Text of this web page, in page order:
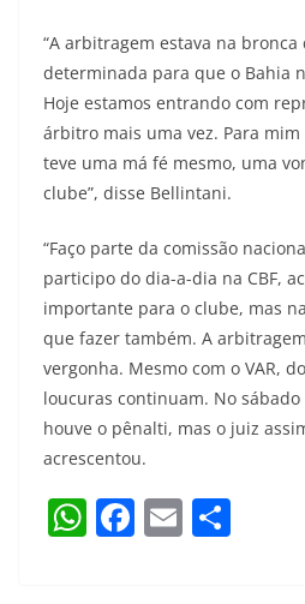
“A arbitragem estava na
determinada para que o Bahia
Hoje estamos entrando com
árbitro mais uma vez. Para
teve uma má fé mesmo, uma
clube”, disse Bellintani.
“Faço parte da comissão
participo do dia-a-dia na CBF,
importante para o clube, mas
que fazer também. A
vergonha. Mesmo com o VAR,
loucuras continuam. No sábado
houve o pênalti, mas o juiz
acrescentou.
W F E